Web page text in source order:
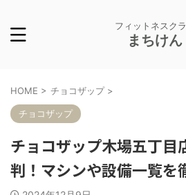
フィットネスク
まちけん
HOME > チョコザップ >
チョコザップ
チョコザップ木場五丁目
判！マシンや設備一覧を